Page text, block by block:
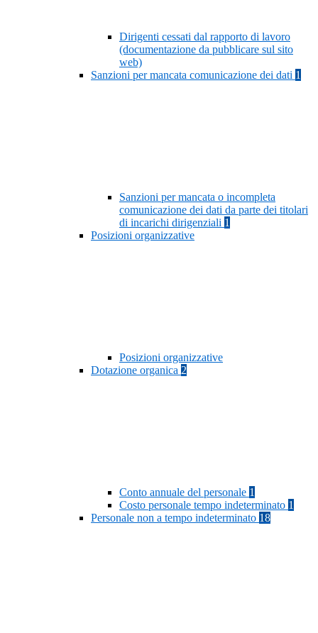
Dirigenti cessati dal rapporto di lavoro
(documentazione da pubblicare sul sito
web)
Sanzioni per mancata comunicazione dei dati 1
Sanzioni per mancata o incompleta
comunicazione dei dati da parte dei titolari
di incarichi dirigenziali 1
Posizioni organizzative
Posizioni organizzative
Dotazione organica 2
Conto annuale del personale 1
Costo personale tempo indeterminato 1
Personale non a tempo indeterminato 18